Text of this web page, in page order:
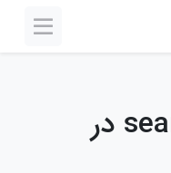
الگوریتم search insert در